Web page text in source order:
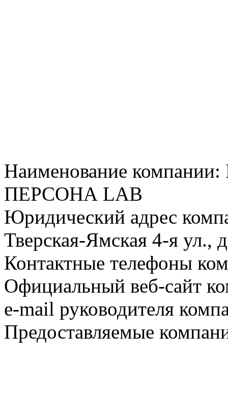
Наименование
ПЕРСОНА LAB
Юридический адрес
Тверская-Ямская 4-я ул.,
Контактные телефоны
Официальный веб-сайт
e-mail руководителя
Предоставляемые